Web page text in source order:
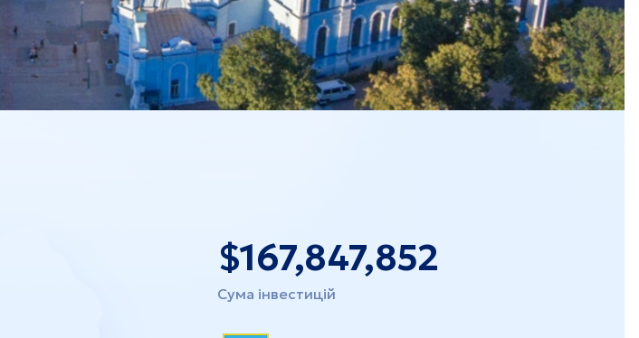
Закарпаття
$167,847,852
Сума інвестицій